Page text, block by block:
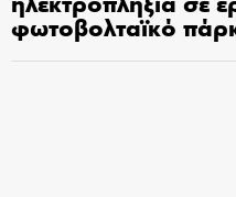
φωτοβολταϊκό